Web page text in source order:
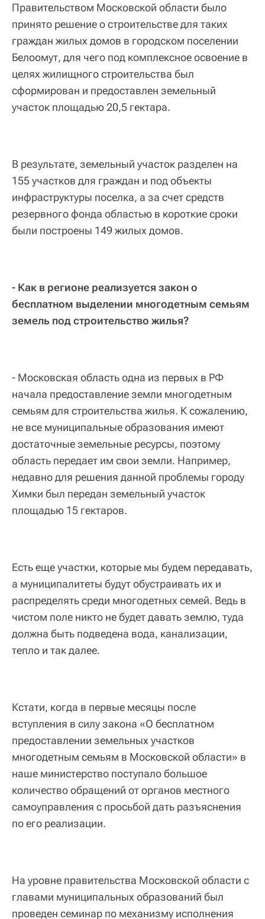
Правительством Московской области было
принято решение о строительстве для таких
граждан жилых домов в городском поселении
Белоомут, для чего под комплексное освоение в
целях жилищного строительства был
сформирован и предоставлен земельный
участок площадью 20,5 гектара.
В результате, земельный участок разделен на
155 участков для граждан и под объекты
инфраструктуры поселка, а за счет средств
резервного фонда областью в короткие сроки
были построены 149 жилых домов.
- Как в регионе реализуется закон о
бесплатном выделении многодетным семьям
земель под строительство жилья?
- Московская область одна из первых в РФ
начала предоставление земли многодетным
семьям для строительства жилья. К сожалению,
не все муниципальные образования имеют
достаточные земельные ресурсы, поэтому
область передает им свои земли. Например,
недавно для решения данной проблемы городу
Химки был передан земельный участок
площадью 15 гектаров.
Есть еще участки, которые мы будем передавать,
а муниципалитеты будут обустраивать их и
распределять среди многодетных семей. Ведь в
чистом поле никто не будет давать землю, туда
должна быть подведена вода, канализации,
тепло и так далее.
Кстати, когда в первые месяцы после
вступления в силу закона «О бесплатном
предоставлении земельных участков
многодетным семьям в Московской области» в
наше министерство поступало большое
количество обращений от органов местного
самоуправления с просьбой дать разъяснения
по его реализации.
На уровне правительства Московской области с
главами муниципальных образований был
проведен семинар по механизму исполнения